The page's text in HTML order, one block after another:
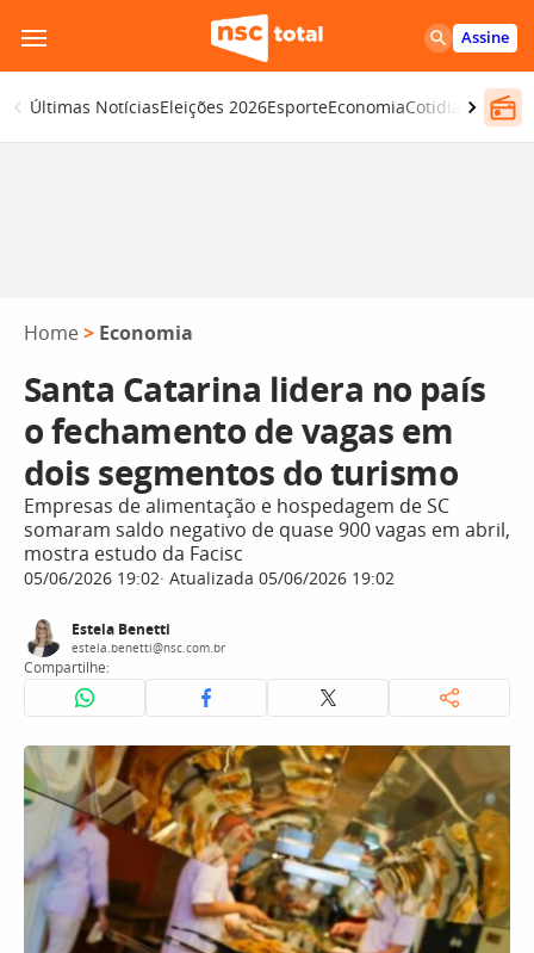
para
o
conteúdo
Assine
Últimas NotíciasEleições 2026EsporteEconomiaCotidiano
Home > Economia
Santa Catarina lidera no país
o fechamento de vagas em
dois segmentos do turismo
Empresas de alimentação e hospedagem de SC
somaram saldo negativo de quase 900 vagas em abril,
mostra estudo da Facisc
05/06/2026 19:02 Atualizada 05/06/2026 19:02
Estela Benetti
estela.benetti@nsc.com.br
Compartilhe: